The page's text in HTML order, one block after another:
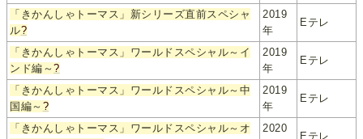
「きかんしゃトーマス」新シリーズ直前スペシャ
ル?
2019
年
Eテレ
「きかんしゃトーマス」ワールドスペシャル～イ
ンド編～?
2019
年
Eテレ
「きかんしゃトーマス」ワールドスペシャル～中
国編～ ?
2019
年
Eテレ
「きかんしゃトーマス」ワールドスペシャル～オ
2020
Eテレ